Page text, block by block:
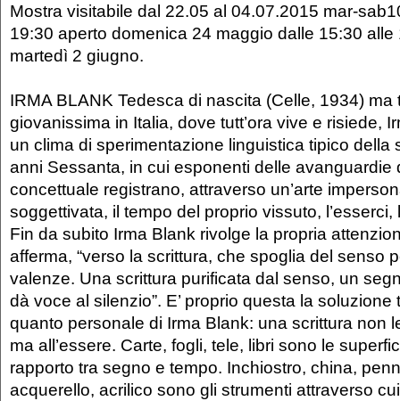
Mostra visitabile dal 22.05 al 04.07.2015 mar-
19:30 aperto domenica 24 maggio dalle 15:30
martedì 2 giugno.
IRMA BLANK Tedesca di nascita (Celle, 1934) ma
giovanissima in Italia, dove tutt’ora vive e risiede,
un clima di sperimentazione linguistica tipico della
anni Sessanta, in cui esponenti delle avanguardie
concettuale registrano, attraverso un’arte
soggettivata, il tempo del proprio vissuto, l’esserci,
Fin da subito Irma Blank rivolge la propria
afferma, “verso la scrittura, che spoglia del senso
valenze. Una scrittura purificata dal senso, un
dà voce al silenzio”. E’ proprio questa la soluzione
quanto personale di Irma Blank: una scrittura non
ma all’essere. Carte, fogli, tele, libri sono le
rapporto tra segno e tempo. Inchiostro, china,
acquerello, acrilico sono gli strumenti attraverso